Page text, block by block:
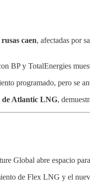
caen, afectadas por
BP y TotalEnergies
programado, pero se
de Atlantic LNG,
Global abre espacio
de Flex LNG y el